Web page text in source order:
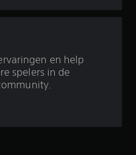
i
o
en help
spelers in de